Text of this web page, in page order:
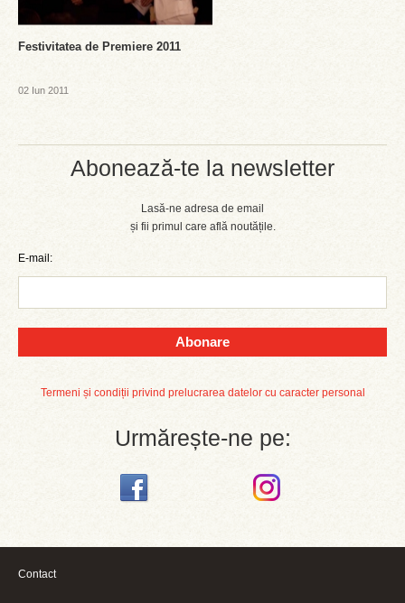
Abonează-te la newsletter
Lasă-ne adresa de email
și fii primul care află noutățile.
E-mail:
Abonare
Termeni și condiții privind prelucrarea datelor cu caracter personal
Urmărește-ne pe:
Festivitatea de Premiere 2011
02 Iun 2011
Contact